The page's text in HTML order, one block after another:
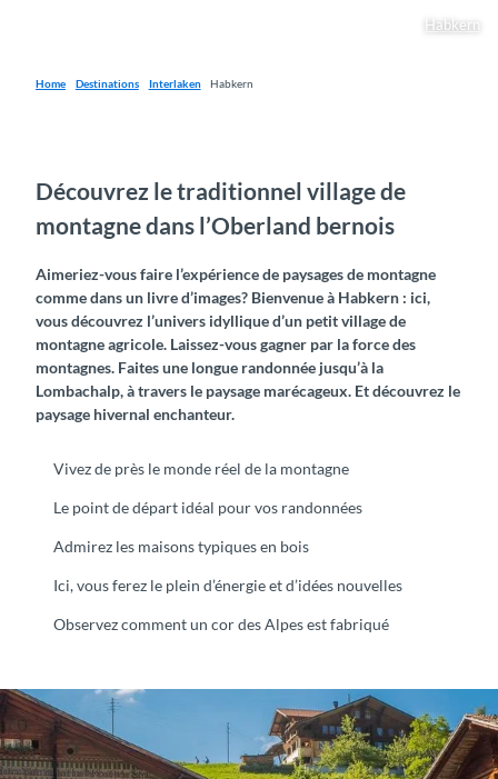
Habkern
Home Destinations Interlaken Habkern
Découvrez le traditionnel village de
montagne dans l’Oberland bernois
Aimeriez-vous faire l’expérience de paysages de montagne
comme dans un livre d’images? Bienvenue à Habkern : ici,
vous découvrez l’univers idyllique d’un petit village de
montagne agricole. Laissez-vous gagner par la force des
montagnes. Faites une longue randonnée jusqu’à la
Lombachalp, à travers le paysage marécageux. Et découvrez le
paysage hivernal enchanteur.
Vivez de près le monde réel de la montagne
Le point de départ idéal pour vos randonnées
Admirez les maisons typiques en bois
Ici, vous ferez le plein d’énergie et d’idées nouvelles
Observez comment un cor des Alpes est fabriqué